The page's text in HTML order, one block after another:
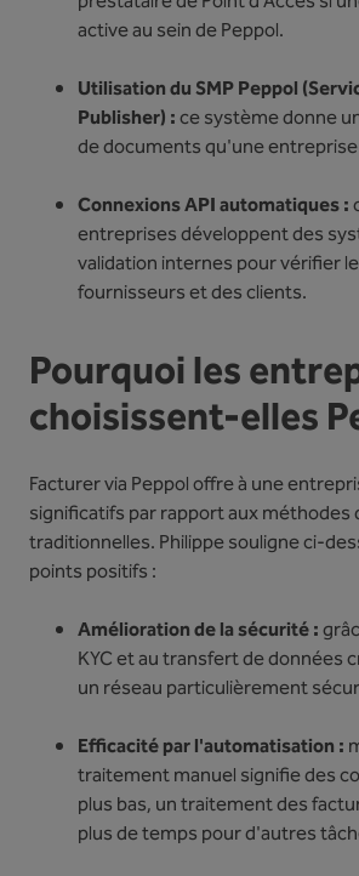
active au sein de Peppol.
Utilisation du SMP Peppol
Publisher) :ce système donne
de documents qu'une
Connexions API automatiques :
entreprises développent des
validation internes pour vérifier
fournisseurs et des clients.
Pourquoi les
choisissent-elles
Facturer via Peppol offre à une
significatifs par rapport aux méthodes
traditionnelles. Philippe souligne ci-
points positifs :
Amélioration de la sécurité :
KYC et au transfert de données
un réseau particulièrement
Efficacité par l'automatisation :
traitement manuel signifie des
plus bas, un traitement des
plus de temps pour d'autres